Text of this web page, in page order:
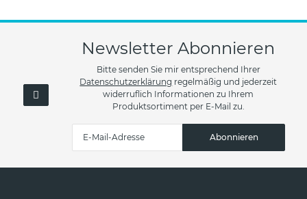
Newsletter Abonnieren
Bitte senden Sie mir entsprechend Ihrer
Datenschutzerklärung regelmäßig und jederzeit
widerruflich Informationen zu Ihrem
Produktsortiment per E-Mail zu.
Abonnieren